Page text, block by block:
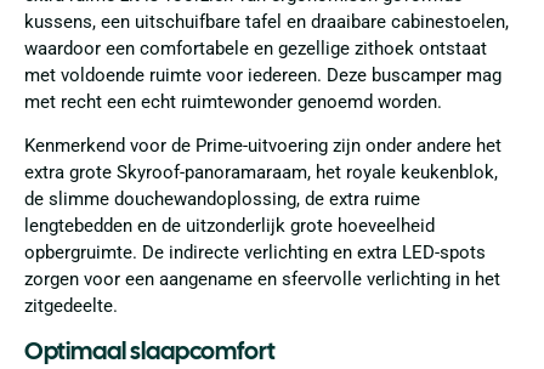
kussens, een uitschuifbare tafel en draaibare cabinestoelen,
waardoor een comfortabele en gezellige zithoek ontstaat
met voldoende ruimte voor iedereen. Deze buscamper mag
met recht een echt ruimtewonder genoemd worden.
Kenmerkend voor de Prime-uitvoering zijn onder andere het
extra grote Skyroof-panoramaraam, het royale keukenblok,
de slimme douchewandoplossing, de extra ruime
lengtebedden en de uitzonderlijk grote hoeveelheid
opbergruimte. De indirecte verlichting en extra LED-spots
zorgen voor een aangename en sfeervolle verlichting in het
zitgedeelte.
Optimaal slaapcomfort